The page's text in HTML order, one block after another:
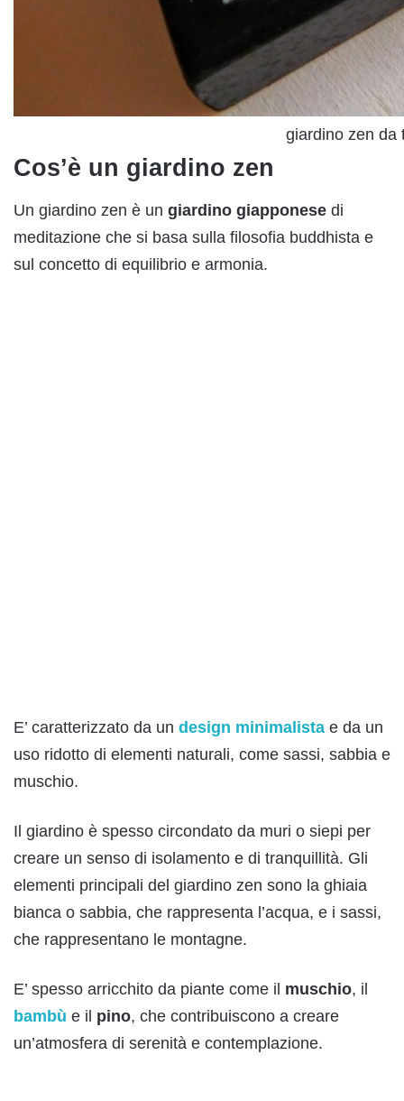
giardino zen da
Cos’è un giardino zen
Un giardino zen è un giardino giapponese di
meditazione che si basa sulla filosofia buddhista e
sul concetto di equilibrio e armonia.
E’ caratterizzato da un design minimalista e da un
uso ridotto di elementi naturali, come sassi, sabbia e
muschio.
Il giardino è spesso circondato da muri o siepi per
creare un senso di isolamento e di tranquillità. Gli
elementi principali del giardino zen sono la ghiaia
bianca o sabbia, che rappresenta l’acqua, e i sassi,
che rappresentano le montagne.
E’ spesso arricchito da piante come il muschio, il
bambù e il pino, che contribuiscono a creare
un’atmosfera di serenità e contemplazione.